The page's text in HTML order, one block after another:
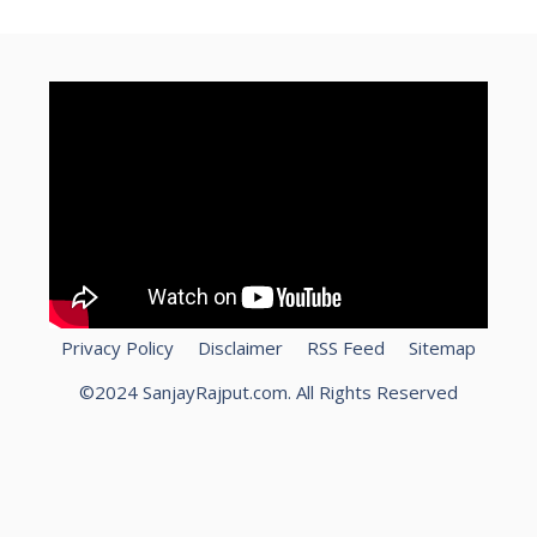
Privacy Policy Disclaimer RSS Feed
Sitemap
©2024 SanjayRajput.com. All Rights Reserved